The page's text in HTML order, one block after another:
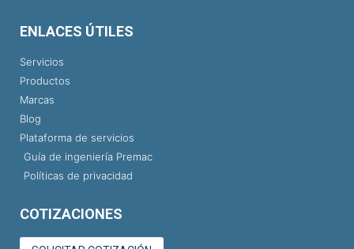
ENLACES ÚTILES
Servicios
Productos
Marcas
Blog
Plataforma de servicios
Guía de ingeniería Premac
Políticas de privacidad
COTIZACIONES